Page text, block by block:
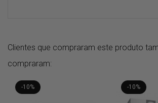
Clientes que compraram este produto
compraram:
-10% -10%